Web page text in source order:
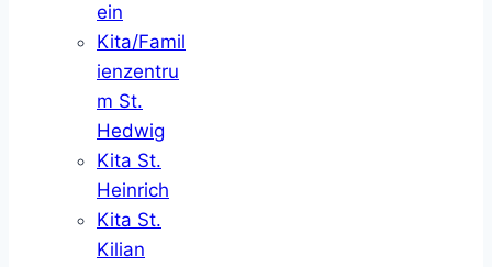
ein
Kita/Famil
ienzentru
m St.
Hedwig
Kita St.
Heinrich
Kita St.
Kilian